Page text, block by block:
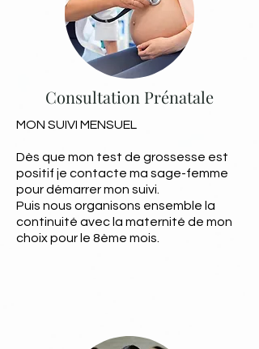
Consultation Prénatale
MON SUIVI MENSUEL
Dès que mon test de grossesse est
positif je contacte ma sage-femme
pour démarrer mon suivi.
Puis nous organisons ensemble la
continuité avec la maternité de mon
choix pour le 8ème mois.